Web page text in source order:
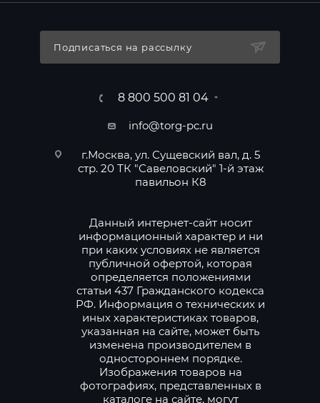
Подписаться на рассылку
8 800 500 81 04
info@torg-pc.ru
г.Москва, ул. Сущевский вал, д. 5
стр. 20 ТК "Савеловский" 1-й этаж
павильон К8
Данный интернет-сайт носит
информационный характер и ни
при каких условиях не является
публичной офертой, которая
определяется положениями
статьи 437 Гражданского кодекса
РФ. Информация о технических и
иных характеристиках товаров,
указанная на сайте, может быть
изменена производителем в
одностороннем порядке.
Изображения товаров на
фотографиях, представленных в
каталоге на сайте, могут